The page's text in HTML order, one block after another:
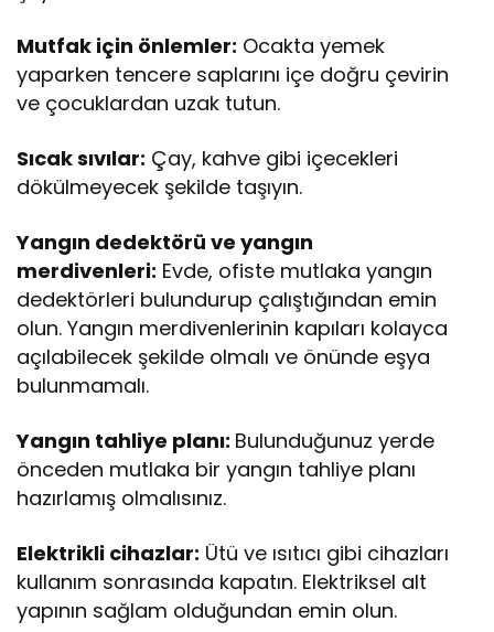
Mutfak için önlemler: Ocakta yemek
yaparken tencere saplarını içe doğru çevirin
ve çocuklardan uzak tutun.
Sıcak sıvılar: Çay, kahve gibi içecekleri
dökülmeyecek şekilde taşıyın.
Yangın dedektörü ve yangın
merdivenleri: Evde, ofiste mutlaka yangın
dedektörleri bulundurup çalıştığından emin
olun. Yangın merdivenlerinin kapıları kolayca
açılabilecek şekilde olmalı ve önünde eşya
bulunmamalı.
Yangın tahliye planı: Bulunduğunuz yerde
önceden mutlaka bir yangın tahliye planı
hazırlamış olmalısınız.
Elektrikli cihazlar: Ütü ve ısıtıcı gibi cihazları
kullanım sonrasında kapatın. Elektriksel alt
yapının sağlam olduğundan emin olun.